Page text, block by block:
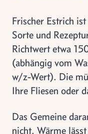
Frischer Estrich
Sorte und
Richtwert etwa
(abhängig vom
w/z-Wert). Die
Ihre Fliesen oder
Das Gemeine
nicht. Wärme